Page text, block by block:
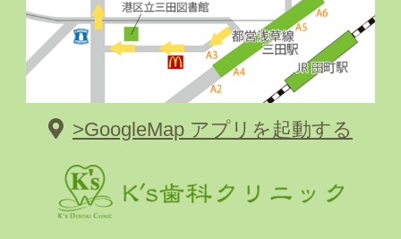
>GoogleMap アプリを起動する